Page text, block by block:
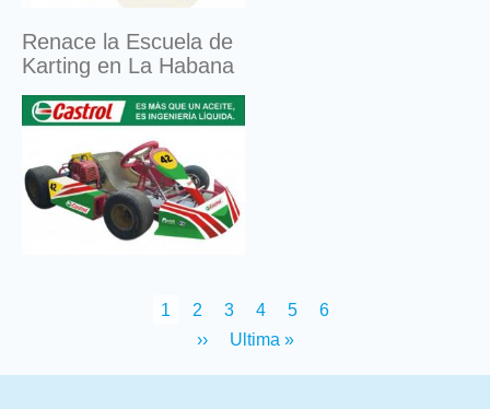
Renace la Escuela de
Karting en La Habana
Current
page
1 Page
2 Page
3 Page
4 Page
5 Page
6
Next
››
Last
Ultima »